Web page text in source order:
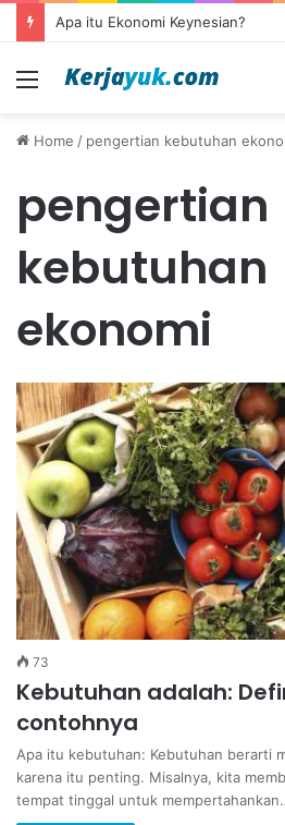
Apa itu Ekonomi Keynesian?
Menu
Home / pengertian kebutuhan
pengertian
kebutuhan
ekonomi
73
Kebutuhan adalah:
contohnya
Apa itu kebutuhan: Kebutuhan berarti
karena itu penting. Misalnya, kita
tempat tinggal untuk